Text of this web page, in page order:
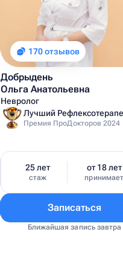
170 отзывов
Добрыдень
Ольга Анатольевна
Невролог
Премия ПроДокторов 2024
25 лет
стаж
от 18 лет
принимает
Записаться
Ближайшая запись завтра